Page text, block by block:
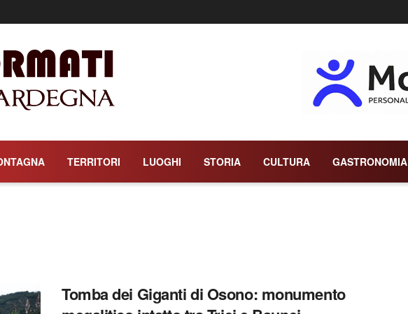
TERRITORI LUOGHI STORIA CULTURA GASTRONOMIA
Tomba dei Giganti di Osono: monumento